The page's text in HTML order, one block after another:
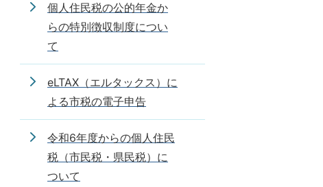
個人住民税の公的年金か
らの特別徴収制度につい
て
eLTAX（エルタックス）に
よる市税の電子申告
令和6年度からの個人住民
税（市民税・県民税）に
ついて